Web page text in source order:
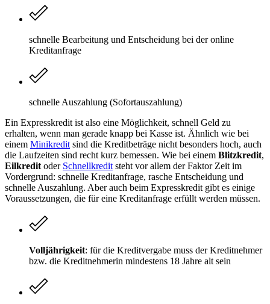
schnelle Bearbeitung und Entscheidung bei der online
Kreditanfrage
schnelle Auszahlung (Sofortauszahlung)
Ein Expresskredit ist also eine Möglichkeit, schnell Geld zu
erhalten, wenn man gerade knapp bei Kasse ist. Ähnlich wie bei
einem Minikredit sind die Kreditbeträge nicht besonders hoch, auch
die Laufzeiten sind recht kurz bemessen. Wie bei einem Blitzkredit,
Eilkredit oder Schnellkredit steht vor allem der Faktor Zeit im
Vordergrund: schnelle Kreditanfrage, rasche Entscheidung und
schnelle Auszahlung. Aber auch beim Expresskredit gibt es einige
Voraussetzungen, die für eine Kreditanfrage erfüllt werden müssen.
Volljährigkeit: für die Kreditvergabe muss der Kreditnehmer
bzw. die Kreditnehmerin mindestens 18 Jahre alt sein